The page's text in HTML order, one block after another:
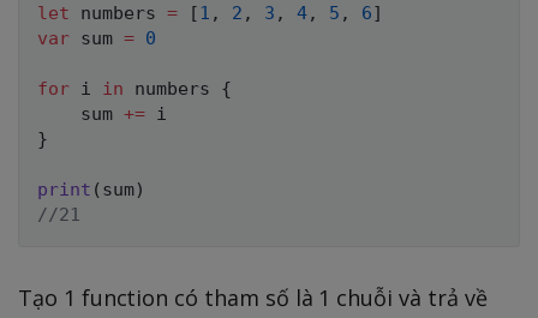
let numbers = [ 1 , 2 , 3 , 4, 5 , 6]
var sum = 0
for i in numbers {
    sum
+=
}
print ( sum)
//21
Tạo 1 function có tham số là 1 chuỗi và trả về